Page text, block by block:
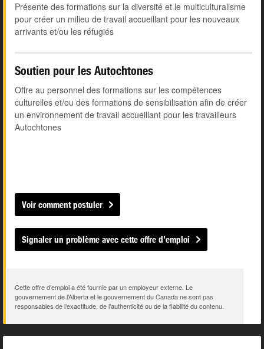
Présente des formations sur la diversité et le multiculturalisme
pour créer un milieu de travail accueillant pour les nouveaux
arrivants et/ou les réfugiés
Soutien pour les Autochtones
Offre au personnel des formations sur les compétences
culturelles et/ou des formations de sensibilisation afin de créer
un environnement de travail accueillant pour les travailleurs
Autochtones
Voir comment postuler
Signaler un problème avec cette offre d’emploi
Cette offre d’emploi a été fournie par un employeur externe. Le
gouvernement de l’Alberta et le gouvernement du Canada ne sont pas
responsables de l’exactitude, de l’authenticité ou de la fiabilité du contenu.